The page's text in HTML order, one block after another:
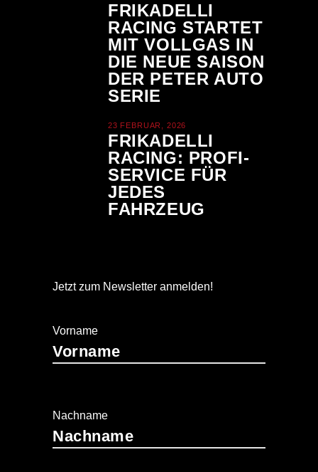
FRIKADELLI
RACING STARTET
MIT VOLLGAS IN
DIE NEUE SAISON
DER PETER AUTO
SERIE
23 FEBRUAR, 2026
FRIKADELLI
RACING: PROFI-
SERVICE FÜR
JEDES
FAHRZEUG
Jetzt zum Newsletter anmelden!
Vorname
Nachname